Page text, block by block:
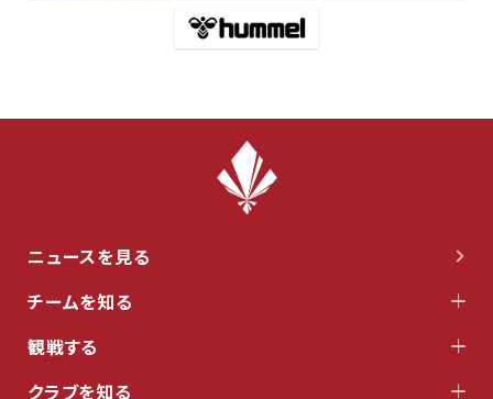
ニュースを見る
チームを知る
観戦する
クラブを知る